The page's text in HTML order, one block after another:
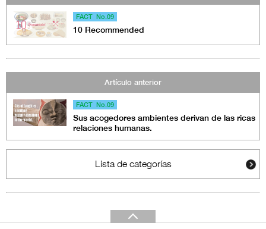
FACT No.09
10 Recommended
Artículo anterior
FACT No.09
Sus acogedores ambientes derivan de las ricas
relaciones humanas.
Lista de categorías